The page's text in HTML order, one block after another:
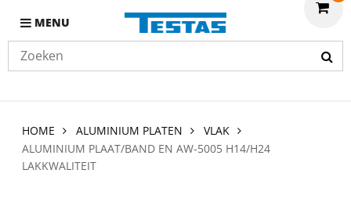
MENU
HOME ALUMINIUM PLATEN
VLAK
ALUMINIUM PLAAT/BAND EN AW-5005 H14/H24
LAKKWALITEIT